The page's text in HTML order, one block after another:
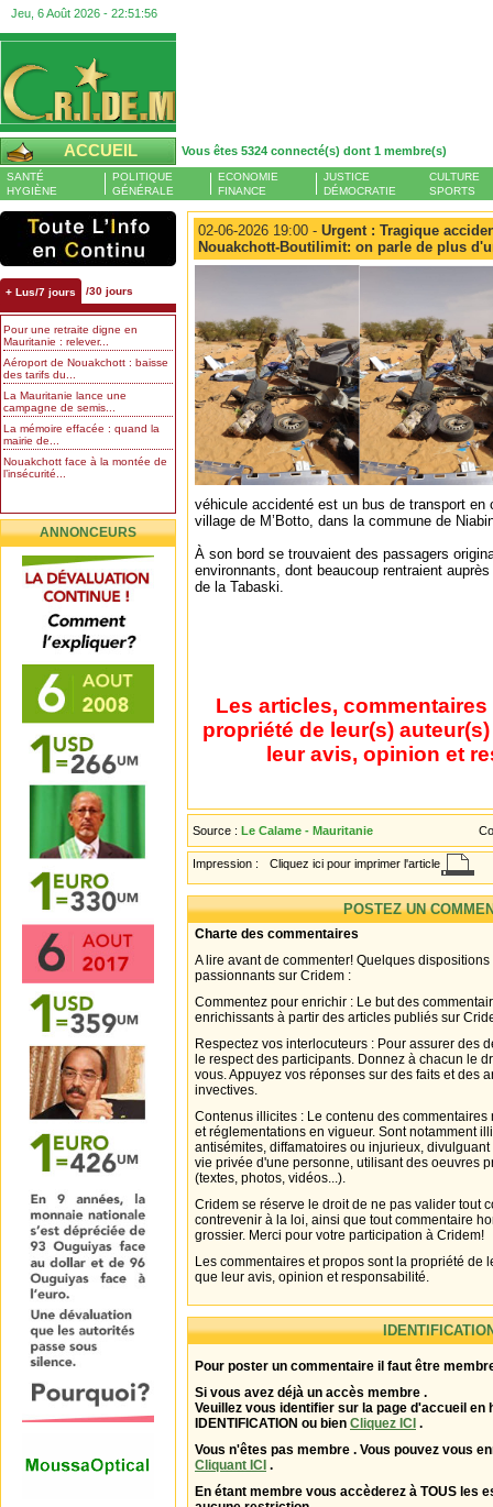
Jeu, 6 Août 2026 - 22:51:57
ACCUEIL Vous êtes 5324 connecté(s) dont 1 membre(s)
SANTÉ
HYGIÈNE
POLITIQUE
GÉNÉRALE
ECONOMIE
FINANCE
JUSTICE
DÉMOCRATIE
CULTURE
SPORTS
+ Lus/7 jours /30 jours
Pour une retraite digne en
Mauritanie : relever...
Aéroport de Nouakchott : baisse
des tarifs du...
La Mauritanie lance une
campagne de semis...
La mémoire effacée : quand la
mairie de...
Nouakchott face à la montée de
l’insécurité...
ANNONCEURS
02-06-2026 19:00 - Urgent : Tragique
Nouakchott-Boutilimit: on parle de plus
véhicule accidenté est un bus de transport
village de M’Botto, dans la commune de
À son bord se trouvaient des passagers
environnants, dont beaucoup rentraient
de la Tabaski.
Les articles,
propriété de leur(s)
leur avis, opinion et
Source : Le Calame - Mauritanie
Impression : Cliquez ici pour imprimer l'article
POSTEZ UN
Charte des commentaires
A lire avant de commenter! Quelques
passionnants sur Cridem :
Commentez pour enrichir : Le but des
enrichissants à partir des articles publiés sur
Respectez vos interlocuteurs : Pour assurer des
le respect des participants. Donnez à chacun le
vous. Appuyez vos réponses sur des faits et des
invectives.
Contenus illicites : Le contenu des
et réglementations en vigueur. Sont notamment
antisémites, diffamatoires ou injurieux,
vie privée d'une personne, utilisant des oeuvres
(textes, photos, vidéos...).
Cridem se réserve le droit de ne pas valider tout
contrevenir à la loi, ainsi que tout commentaire
grossier. Merci pour votre participation à Cridem!
Les commentaires et propos sont la propriété de
que leur avis, opinion et responsabilité.
Pour poster un commentaire il faut être
Si vous avez déjà un accès membre .
Veuillez vous identifier sur la page d'accueil en
IDENTIFICATION ou bien Cliquez ICI .
Vous n'êtes pas membre . Vous pouvez vous
Cliquant ICI .
En étant membre vous accèderez à TOUS les